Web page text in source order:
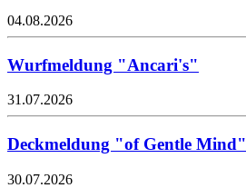
04.08.2026
Wurfmeldung "Ancari's"
31.07.2026
Deckmeldung "of Gentle Mind"
30.07.2026